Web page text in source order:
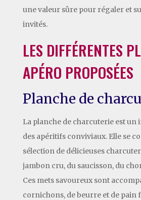
une valeur sûre pour régaler et
invités.
LES DIFFÉRENTES
APÉRO PROPOSÉES
Planche de
La planche de charcuterie est
des apéritifs conviviaux. Elle se
sélection de délicieuses
jambon cru, du saucisson, du
Ces mets savoureux sont
cornichons, de beurre et de pain